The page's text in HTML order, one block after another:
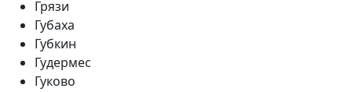
Грязи
Губаха
Губкин
Гудермес
Гуково